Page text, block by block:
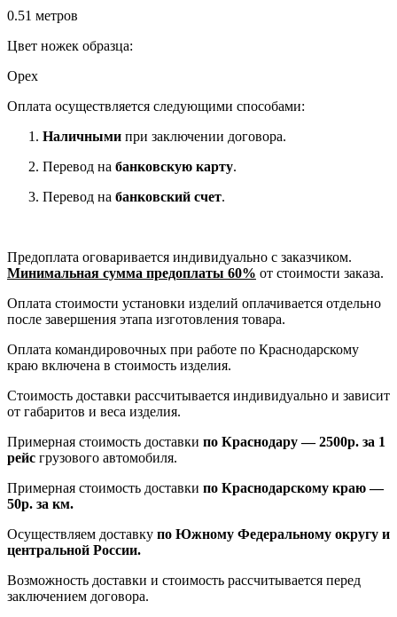
0.51 метров
Цвет ножек образца:
Орех
Оплата осуществляется следующими способами:
Наличными при заключении договора.
Перевод на банковскую карту.
Перевод на банковский счет.
Предоплата оговаривается индивидуально с заказчиком.
Минимальная сумма предоплаты 60% от стоимости заказа.
Оплата стоимости установки изделий оплачивается отдельно
после завершения этапа изготовления товара.
Оплата командировочных при работе по Краснодарскому
краю включена в стоимость изделия.
Стоимость доставки рассчитывается индивидуально и зависит
от габаритов и веса изделия.
Примерная стоимость доставки по Краснодару — 2500р. за 1
рейс грузового автомобиля.
Примерная стоимость доставки по Краснодарскому краю —
50р. за км.
Осуществляем доставку по Южному Федеральному округу и
центральной России.
Возможность доставки и стоимость рассчитывается перед
заключением договора.